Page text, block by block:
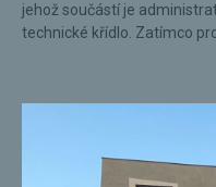
jehož součástí je
technické křídlo. Zatímco